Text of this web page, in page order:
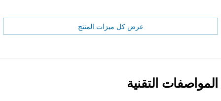
عرض كل ميزات المنتج
المواصفات التقنية